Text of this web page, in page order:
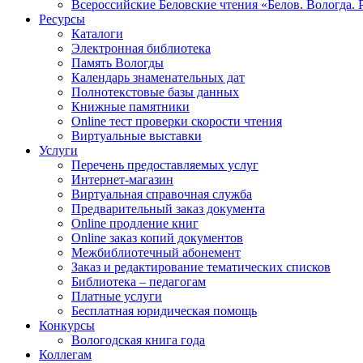
Всероссийские Беловские чтения «Белов. Вологда.
Ресурсы
Каталоги
Электронная библиотека
Память Вологды
Календарь знаменательных дат
Полнотекстовые базы данных
Книжные памятники
Online тест проверки скорости чтения
Виртуальные выставки
Услуги
Перечень предоставляемых услуг
Интернет-магазин
Виртуальная справочная служба
Предварительный заказ документа
Online продление книг
Online заказ копий документов
Межбиблиотечный абонемент
Заказ и редактирование тематических списков
Библиотека – педагогам
Платные услуги
Бесплатная юридическая помощь
Конкурсы
Вологодская книга года
Коллегам